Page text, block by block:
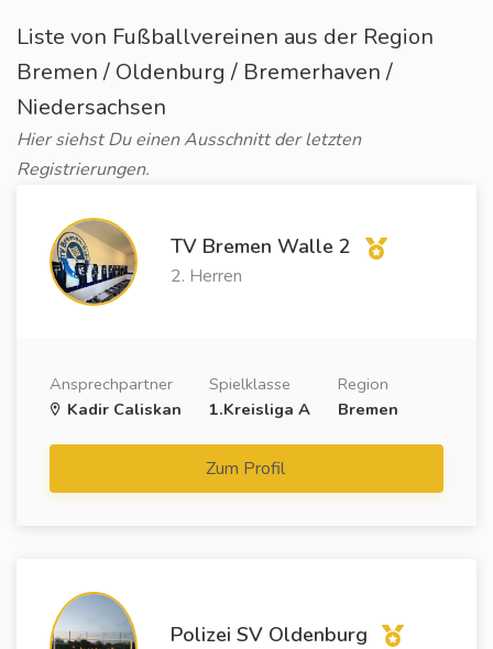
Liste von Fußballvereinen aus der Region
Bremen / Oldenburg / Bremerhaven /
Niedersachsen
Hier siehst Du einen Ausschnitt der letzten
Registrierungen.
TV Bremen Walle 2
2. Herren
Ansprechpartner
Kadir Caliskan
Spielklasse
1.Kreisliga A
Region
Bremen
Zum Profil
Polizei SV Oldenburg